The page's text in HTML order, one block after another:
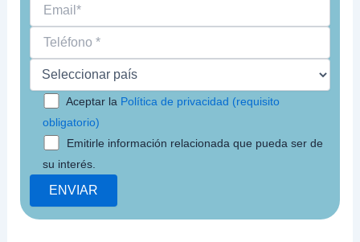
Aceptar la Política de privacidad (requisito
obligatorio)
Emitirle información relacionada que pueda ser de
su interés.